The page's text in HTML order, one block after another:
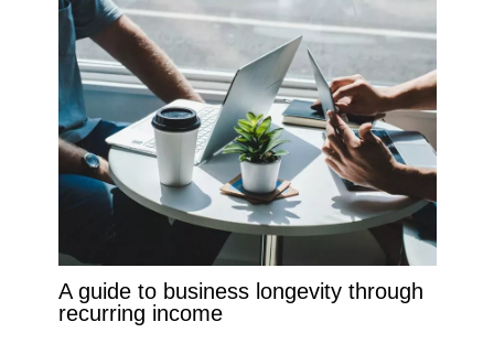
A guide to business longevity through
recurring income